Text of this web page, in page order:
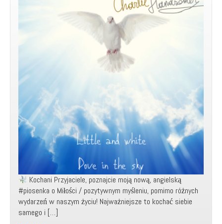
Kochani Przyjaciele, poznajcie moją nową, angielską
#piosenka o Miłości / pozytywnym myśleniu, pomimo różnych
wydarzeń w naszym życiu! Najważniejsze to kochać siebie
samego i […]